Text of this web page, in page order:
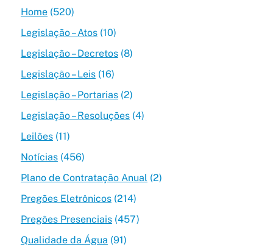
Home(520)
Legislação – Atos(10)
Legislação – Decretos(8)
Legislação – Leis(16)
Legislação – Portarias(2)
Legislação – Resoluções(4)
Leilões(11)
Notícias(456)
Plano de Contratação Anual (2)
Pregões Eletrônicos(214)
Pregões Presenciais(457)
Qualidade da Água (91)